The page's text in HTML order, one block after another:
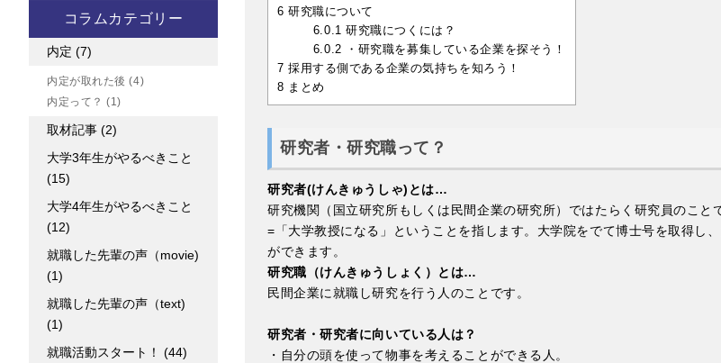
コラムカテゴリー
内定 (7)
内定が取れた後(4)
内定って？(1)
取材記事 (2)
大学3年生がやるべきこと
(15)
大学4年生がやるべきこと
(12)
就職した先輩の声（movie)
(1)
就職した先輩の声（text)
(1)
就職活動スタート！ (44)
6 研究職について
6.0.1 研究職につくには？
6.0.2 ・研究職を募集している企業を探そう！
7 採用する側である企業の気持ちを知ろう！
8 まとめ
研究者・研究職って？
研究者(けんきゅうしゃ)とは…
研究機関（国立研究所もしくは民間企業の研究所）ではたらく研究員のこと
=「大学教授になる」ということを指します。大学院をでて博士号を取得し
ができます。
研究職（けんきゅうしょく）とは…
民間企業に就職し研究を行う人のことです。
研究者・研究者に向いている人は？
・自分の頭を使って物事を考えることができる人。